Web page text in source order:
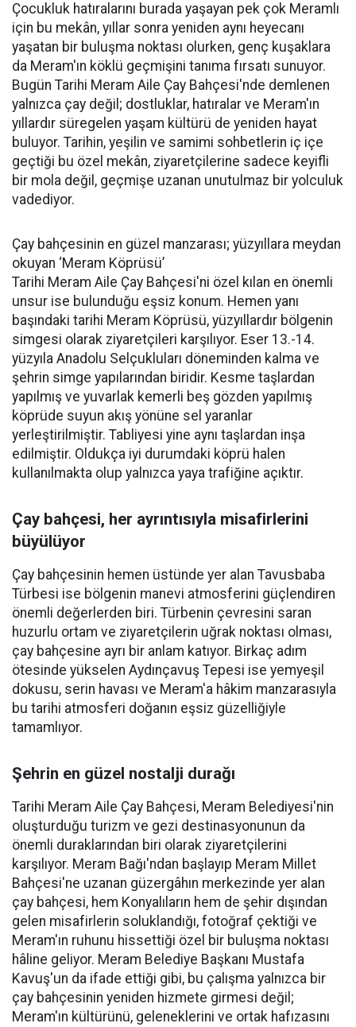
Çocukluk hatıralarını burada yaşayan pek çok Meramlı
için bu mekân, yıllar sonra yeniden aynı heyecanı
yaşatan bir buluşma noktası olurken, genç kuşaklara
da Meram'ın köklü geçmişini tanıma fırsatı sunuyor.
Bugün Tarihi Meram Aile Çay Bahçesi'nde demlenen
yalnızca çay değil; dostluklar, hatıralar ve Meram'ın
yıllardır süregelen yaşam kültürü de yeniden hayat
buluyor. Tarihin, yeşilin ve samimi sohbetlerin iç içe
geçtiği bu özel mekân, ziyaretçilerine sadece keyifli
bir mola değil, geçmişe uzanan unutulmaz bir yolculuk
vadediyor.
Çay bahçesinin en güzel manzarası; yüzyıllara meydan
okuyan ‘Meram Köprüsü’
Tarihi Meram Aile Çay Bahçesi'ni özel kılan en önemli
unsur ise bulunduğu eşsiz konum. Hemen yanı
başındaki tarihi Meram Köprüsü, yüzyıllardır bölgenin
simgesi olarak ziyaretçileri karşılıyor. Eser 13.-14.
yüzyıla Anadolu Selçukluları döneminden kalma ve
şehrin simge yapılarından biridir. Kesme taşlardan
yapılmış ve yuvarlak kemerli beş gözden yapılmış
köprüde suyun akış yönüne sel yaranlar
yerleştirilmiştir. Tabliyesi yine aynı taşlardan inşa
edilmiştir. Oldukça iyi durumdaki köprü halen
kullanılmakta olup yalnızca yaya trafiğine açıktır.
Çay bahçesi, her ayrıntısıyla misafirlerini
büyülüyor
Çay bahçesinin hemen üstünde yer alan Tavusbaba
Türbesi ise bölgenin manevi atmosferini güçlendiren
önemli değerlerden biri. Türbenin çevresini saran
huzurlu ortam ve ziyaretçilerin uğrak noktası olması,
çay bahçesine ayrı bir anlam katıyor. Birkaç adım
ötesinde yükselen Aydınçavuş Tepesi ise yemyeşil
dokusu, serin havası ve Meram'a hâkim manzarasıyla
bu tarihi atmosferi doğanın eşsiz güzelliğiyle
tamamlıyor.
Şehrin en güzel nostalji durağı
Tarihi Meram Aile Çay Bahçesi, Meram Belediyesi'nin
oluşturduğu turizm ve gezi destinasyonunun da
önemli duraklarından biri olarak ziyaretçilerini
karşılıyor. Meram Bağı'ndan başlayıp Meram Millet
Bahçesi'ne uzanan güzergâhın merkezinde yer alan
çay bahçesi, hem Konyalıların hem de şehir dışından
gelen misafirlerin soluklandığı, fotoğraf çektiği ve
Meram'ın ruhunu hissettiği özel bir buluşma noktası
hâline geliyor. Meram Belediye Başkanı Mustafa
Kavuş'un da ifade ettiği gibi, bu çalışma yalnızca bir
çay bahçesinin yeniden hizmete girmesi değil;
Meram'ın kültürünü, geleneklerini ve ortak hafızasını